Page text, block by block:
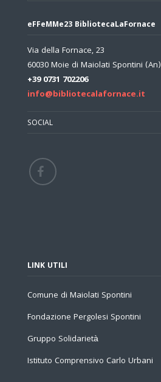
eFFeMMe23 BibliotecaLaFornace
Via della Fornace, 23
60030 Moie di Maiolati Spontini (An)
+39 0731 702206
info@bibliotecalafornace.it
SOCIAL
LINK UTILI
Comune di Maiolati Spontini
Fondazione Pergolesi Spontini
Gruppo Solidarietà
Istituto Comprensivo Carlo Urbani